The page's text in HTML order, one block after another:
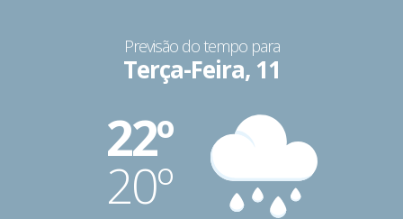
Previsão do tempo para
Terça-Feira, 11
22º
20º